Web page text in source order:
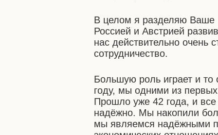
В целом я разделяю Ваше
Россией и Австрией
нас действительно очень
сотрудничество.
Большую роль играет и то
году, мы одними из
Прошло уже 42 года, и все
надёжно. Мы накопили
мы являемся надёжными